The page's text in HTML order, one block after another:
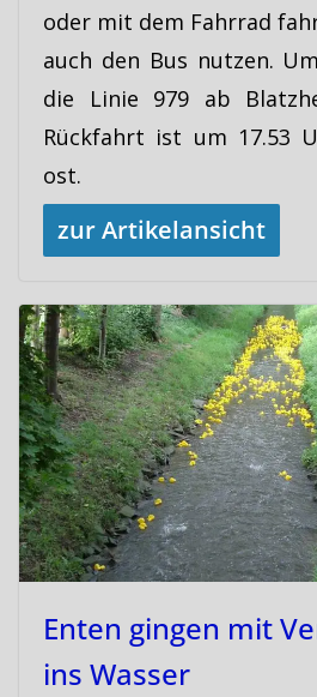
oder mit dem Fahrrad
auch den Bus nutzen.
die Linie 979 ab
Rückfahrt ist um 17.53
ost.
zur Artikelansicht
Enten gingen mit
ins Wasser